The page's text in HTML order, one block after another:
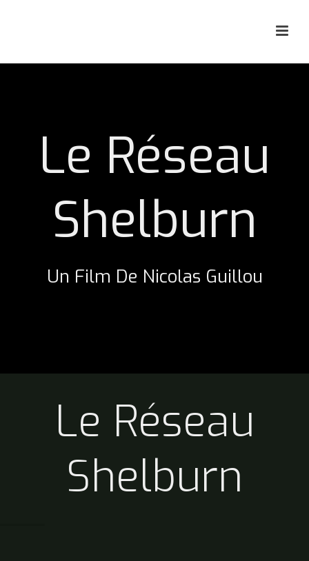
Le Réseau
Shelburn
Un Film De Nicolas Guillou
Le Réseau
Shelburn